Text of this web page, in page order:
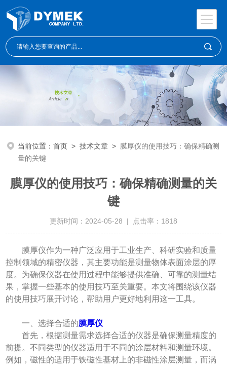
当前位置：首页 >技术文章 > 膜厚仪的使用技巧：确保精确测
量的关键
膜厚仪的使用技巧：确保精确测量的关
键
更新时间：2024-05-28 | 点击率：1818
膜厚仪作为一种广泛应用于工业生产、科研实验和质量
控制领域的精密仪器，其主要功能是测量物体表面涂层的厚
度。为确保仪器在使用过程中能够提供准确、可靠的测量结
果，掌握一些基本的使用技巧至关重要。本文将围绕该仪器
的使用技巧展开讨论，帮助用户更好地利用这一工具。
一、选择合适的膜厚仪
首先，根据测量需求选择合适的仪器是确保测量精度的
前提。不同类型的仪器适用于不同的涂层材料和测量环境。
例如，磁性的适用于铁磁性基材上的非磁性涂层测量，而涡